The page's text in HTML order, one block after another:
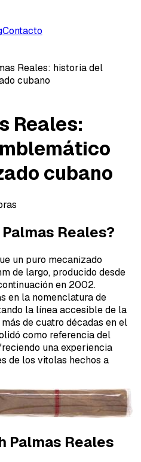
Contacto
Reales: historia del
cubano
Reales:
cubano
Reales?
un puro mecanizado
de largo, producido desde
en 2002.
en la nomenclatura de
la línea accesible de la
de cuatro décadas en el
como referencia del
una experiencia
de los vitolas hechos a
Palmas Reales